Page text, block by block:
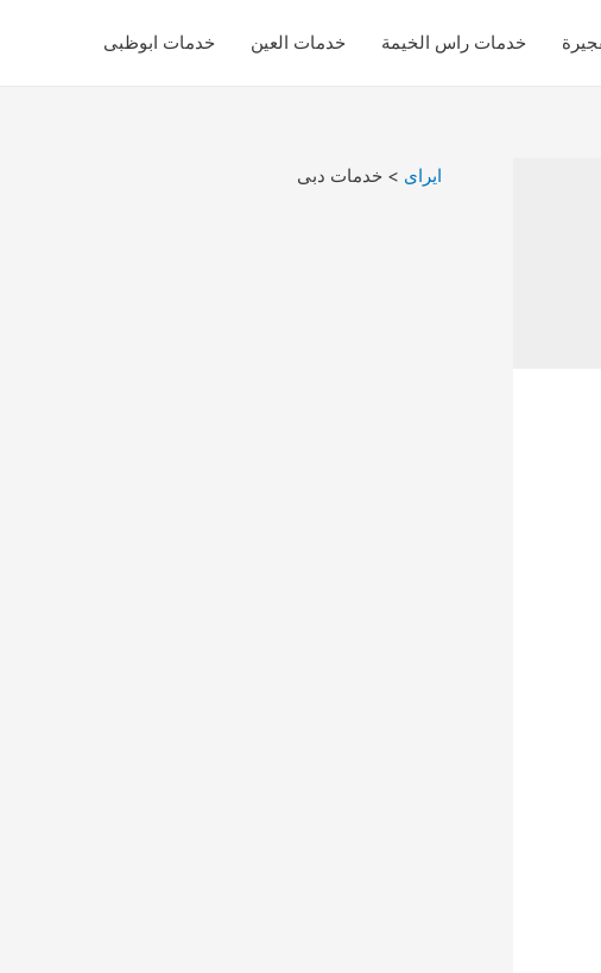
خدمات راس الخيمة خدمات العين خدمات ابوظبى
ايراى > خدمات دبى